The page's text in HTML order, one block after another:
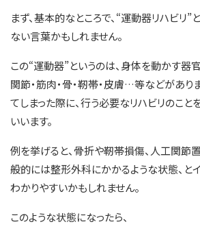
まず、基本的なところで、“運動器リハビリ
ない言葉かもしれません。
この“運動器”というのは、身体を動かす器官
関節・筋肉・骨・靭帯・皮膚…等などがあり
てしまった際に、行う必要なリハビリのこと
いいます。
例を挙げると、骨折や靭帯損傷、人工関節
般的には整形外科にかかるような状態、と
わかりやすいかもしれません。
このような状態になったら、